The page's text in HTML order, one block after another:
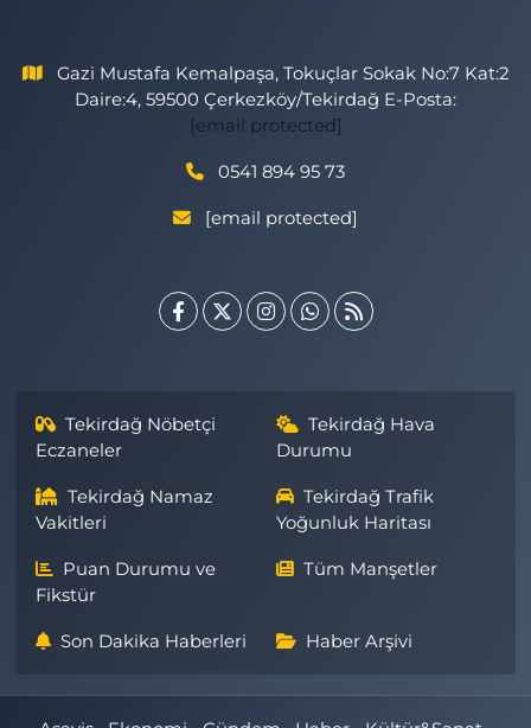
Gazi Mustafa Kemalpaşa, Tokuçlar Sokak No:7 Kat:2
Daire:4, 59500 Çerkezköy/Tekirdağ E-Posta:
[email protected]
0541 894 95 73
[email protected]
Tekirdağ Nöbetçi
Eczaneler
Tekirdağ Hava
Durumu
Tekirdağ Namaz
Vakitleri
Tekirdağ Trafik
Yoğunluk Haritası
Puan Durumu ve
Fikstür
Tüm Manşetler
Son Dakika Haberleri Haber Arşivi